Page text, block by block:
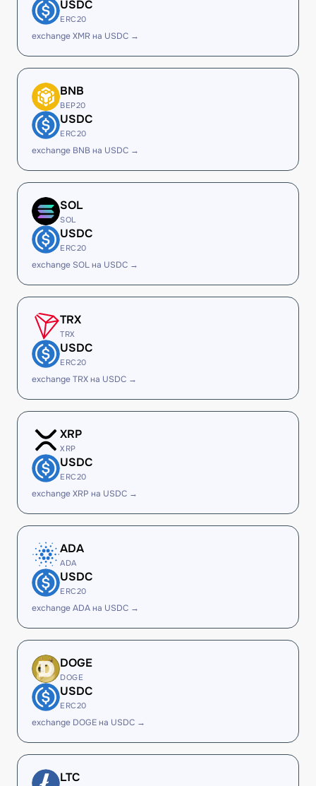
USDC
ERC20
exchange XMR на USDC →
BNB
BEP20
USDC
ERC20
exchange BNB на USDC →
SOL
SOL
USDC
ERC20
exchange SOL на USDC →
TRX
TRX
USDC
ERC20
exchange TRX на USDC →
XRP
XRP
USDC
ERC20
exchange XRP на USDC →
ADA
ADA
USDC
ERC20
exchange ADA на USDC →
DOGE
DOGE
USDC
ERC20
exchange DOGE на USDC →
LTC